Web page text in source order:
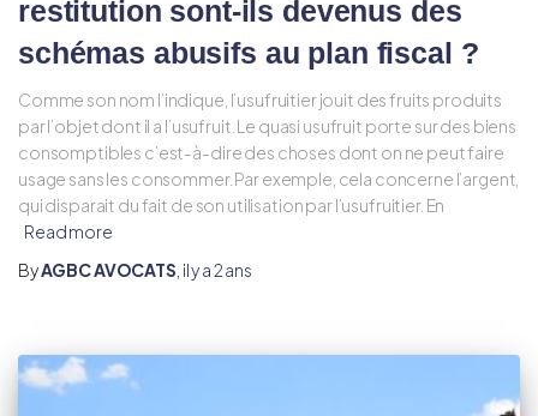
restitution sont-ils devenus des
schémas abusifs au plan fiscal ?
Comme son nom l’indique, l’usufruitier jouit des fruits produits
par l’objet dont il a l’usufruit. Le quasi usufruit porte sur des biens
consomptibles c’est-à-dire des choses dont on ne peut faire
usage sans les consommer. Par exemple, cela concerne l’argent,
qui disparait du fait de son utilisation par l’usufruitier. En
Read more
ByAGBC AVOCATS il y a2 ans